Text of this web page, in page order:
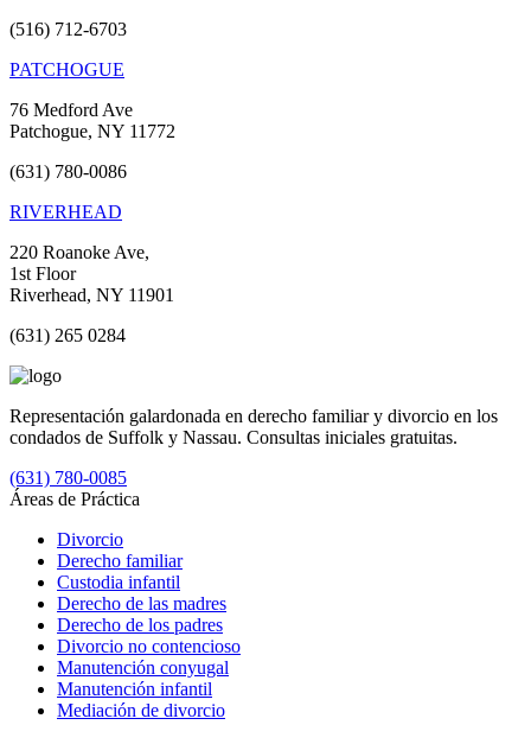
(516) 712-6703
PATCHOGUE
76 Medford Ave
Patchogue, NY 11772
(631) 780-0086
RIVERHEAD
220 Roanoke Ave,
1st Floor
Riverhead, NY 11901
(631) 265 0284
Representación galardonada en derecho familiar y divorcio en los
condados de Suffolk y Nassau. Consultas iniciales gratuitas.
(631) 780-0085
Áreas de Práctica
Divorcio
Derecho familiar
Custodia infantil
Derecho de las madres
Derecho de los padres
Divorcio no contencioso
Manutención conyugal
Manutención infantil
Mediación de divorcio